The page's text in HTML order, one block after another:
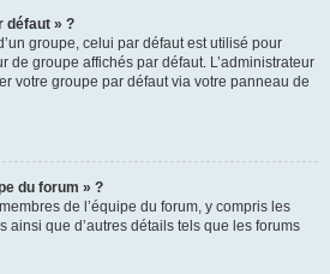
défaut » ?
groupe, celui par défaut est utilisé pour
de groupe affichés par défaut. L’administrateur
votre groupe par défaut via votre panneau de
du forum » ?
de l’équipe du forum, y compris les
ainsi que d’autres détails tels que les forums